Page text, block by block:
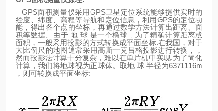
GPS面积测量仪采用GPS卫星定位系统能够提供实时的
经度、纬度、高程等导航和定位信息，利用GPS的定位功
能，得出各个点的坐标，再通过数学方法计算出距离、面
积等数据。由于 地 球 是一个椭球，为了精确计算距离或
面积，一般采用投影的方式转换成平面坐标.在我国，对于
大比例尺的地图通常采用高斯一克吕格投影进行转换，，
然而投影法计算十分复杂，难以在单片机中实现.为了简化
计算，我们将地球视为正球体。取地 球 半径为6371116m
，则可转换成平面坐标: